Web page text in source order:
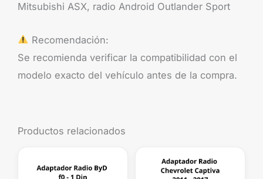
Mitsubishi ASX, radio Android Outlander Sport
Recomendación:
Se recomienda verificar la compatibilidad con el
modelo exacto del vehículo antes de la compra.
Productos relacionados